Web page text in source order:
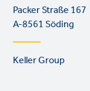
Packer Straße 167
A-8561 Söding
Footer
links
Keller Group